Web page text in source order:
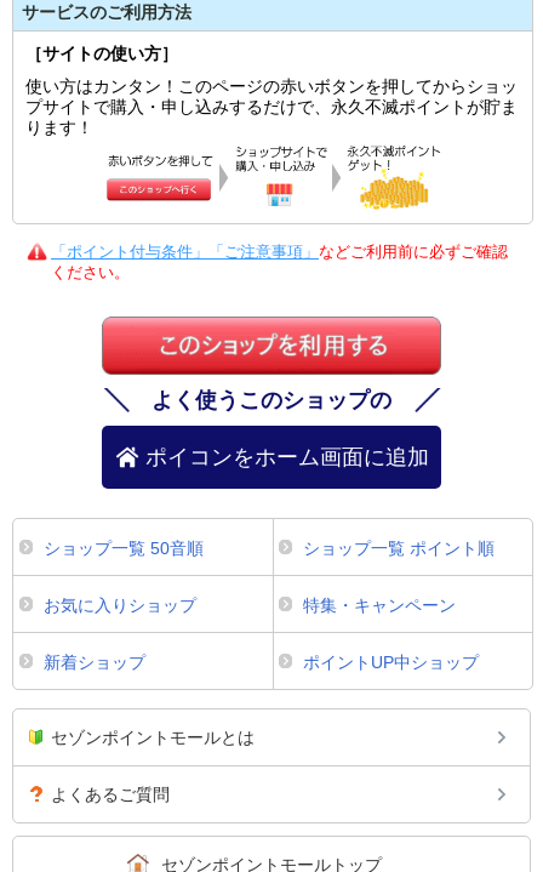
サービスのご利用方法
［サイトの使い方］
使い方はカンタン！このページの赤いボタンを押してからショッ
プサイトで購入・申し込みするだけで、永久不滅ポイントが貯ま
ります！
「ポイント付与条件」「ご注意事項」 などご利用前に必ずご確認
ください。
よく使うこのショップの
ポイコンをホーム画面に追加
ショップ一覧 50音順 ショップ一覧 ポイント順
お気に入りショップ 特集・キャンペーン
新着ショップ ポイントUP中ショップ
セゾンポイントモールとは
よくあるご質問
セゾンポイントモールトップ